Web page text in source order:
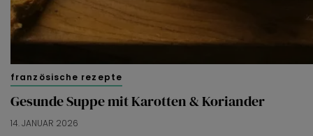
französische rezepte
Gesunde Suppe mit Karotten & Koriander
14. JANUAR 2026